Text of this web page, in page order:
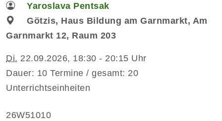
Yaroslava Pentsak
Götzis, Haus Bildung am Garnmarkt, Am
Garnmarkt 12, Raum 203
Di. 22.09.2026, 18:30 - 20:15 Uhr
Dauer: 10 Termine / gesamt: 20
Unterrichtseinheiten
26W51010